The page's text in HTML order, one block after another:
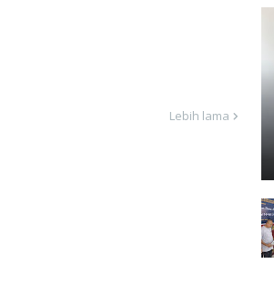
Lebih lama